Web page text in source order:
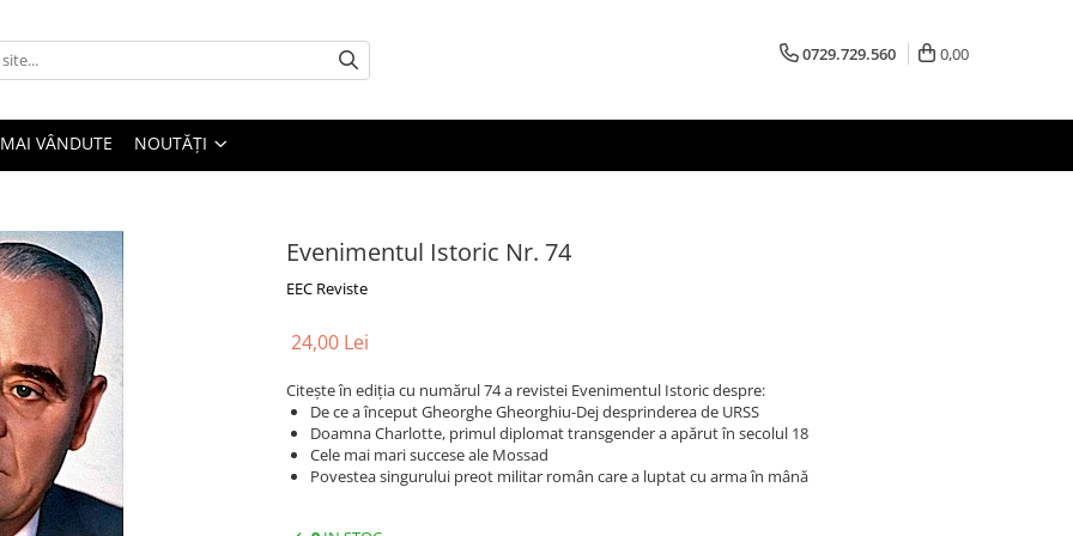
0729.729.560 0,00
VÂNDUTE NOUTĂȚI
Evenimentul Istoric Nr. 74
EEC Reviste
24,00 Lei
Citește în ediția cu numărul 74 a revistei Evenimentul Istoric despre:
De ce a început Gheorghe Gheorghiu-Dej desprinderea de URSS
Doamna Charlotte, primul diplomat transgender a apărut în secolul 18
Cele mai mari succese ale Mossad
Povestea singurului preot militar român care a luptat cu arma în mână